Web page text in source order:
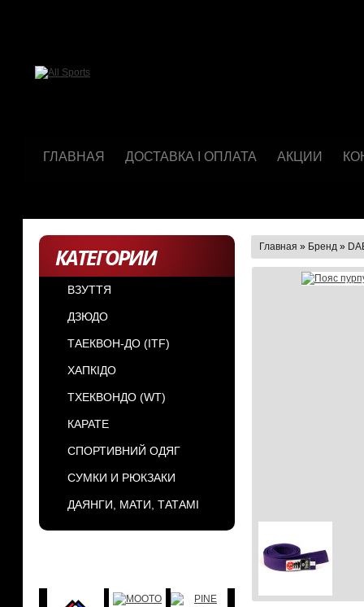
ГЛАВНАЯ ДОСТАВКА І ОПЛАТА АКЦИИ
КАТЕГОРИИ
ВЗУТТЯ
ДЗЮДО
ТАЕКВОН-ДО (ІТF)
ХАПКІДО
ТХЕКВОНДО (WT)
КАРАТЕ
СПОРТИВНИЙ ОДЯГ
СУМКИ И РЮКЗАКИ
ДАЯНГИ, МАТИ, ТАТАМІ
Главная » Бренд »